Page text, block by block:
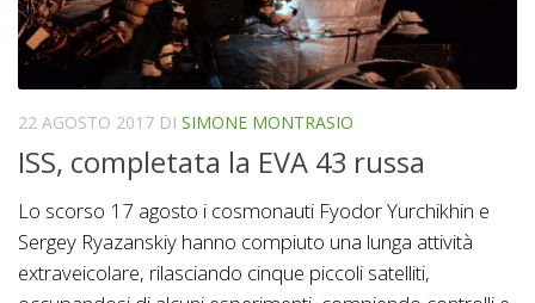
22 AGOSTO 2017 DI SIMONE MONTRASIO
ISS, completata la EVA 43 russa
Lo scorso 17 agosto i cosmonauti Fyodor Yurchikhin e
Sergey Ryazanskiy hanno compiuto una lunga attività
extraveicolare, rilasciando cinque piccoli satelliti,